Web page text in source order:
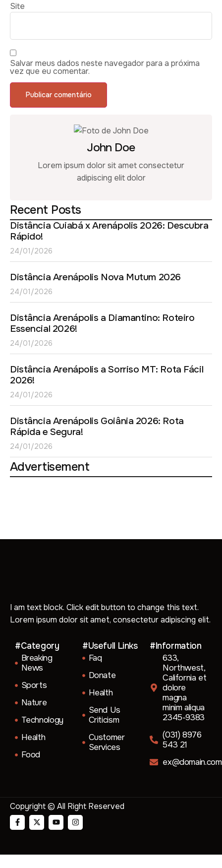
Site
Salvar meus dados neste navegador para a próxima
vez que eu comentar.
John Doe
Lorem ipsum dolor sit amet consectetur
adipiscing elit dolor
Recent Posts
Distância Cuiabá x Arenápolis 2026: Descubra
Rápido!
24/01/2026
Distância Arenápolis Nova Mutum 2026
24/01/2026
Distância Arenápolis a Diamantino: Roteiro
Essencial 2026!
24/01/2026
Distância Arenápolis a Sorriso MT: Rota Fácil
2026!
24/01/2026
Distância Arenápolis Goiânia 2026: Rota
Rápida e Segura!
24/01/2026
Advertisement
I am text block. Click edit button to change this text.
Lorem ipsum dolor sit amet, consectetur adipiscing elit.
#Category
Breaking
News
Sports
Nature
Technology
Health
Food
#Usefull Links
Faq
Donate
Health
Send Us
Criticism
Customer
Services
#Information
633,
Northwest,
California et
dolore
magna
minim aliqua
2345-9383
(031) 8976
543 21
ex@domain.com
Copyright © All Right Reserved